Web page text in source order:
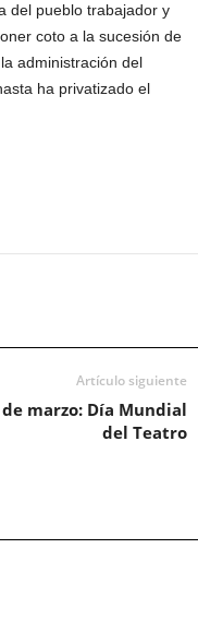
del pueblo trabajador y
coto a la sucesión de
administración del
ha privatizado el
Artículo siguiente
marzo: Día Mundial
del Teatro